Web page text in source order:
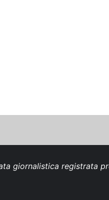
giornalistica registrata